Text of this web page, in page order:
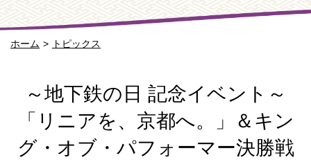
ホーム トピックス
～地下鉄の日 記念イベント～
「リニアを、京都へ。」＆キン
グ・オブ・パフォーマー決勝戦